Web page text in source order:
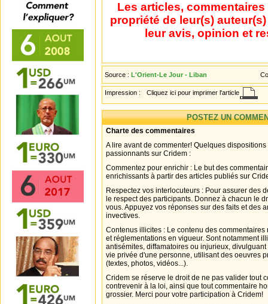
Les articles,
propriété de leur(s)
leur avis, opinion et
Source : L'Orient-Le Jour - Liban
Impression : Cliquez ici pour imprimer l'article
POSTEZ UN
Charte des commentaires
A lire avant de commenter! Quelques
passionnants sur Cridem :
Commentez pour enrichir : Le but des
enrichissants à partir des articles publiés sur
Respectez vos interlocuteurs : Pour assurer des
le respect des participants. Donnez à chacun le
vous. Appuyez vos réponses sur des faits et des
invectives.
Contenus illicites : Le contenu des
et réglementations en vigueur. Sont notamment
antisémites, diffamatoires ou injurieux,
vie privée d'une personne, utilisant des oeuvres
(textes, photos, vidéos...).
Cridem se réserve le droit de ne pas valider tout
contrevenir à la loi, ainsi que tout commentaire
grossier. Merci pour votre participation à Cridem!